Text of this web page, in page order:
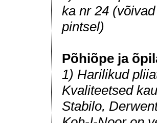
ka nr 24
pintsel)
Põhiõpe ja
1) Harilikud
Kvaliteetsed
Stabilo,